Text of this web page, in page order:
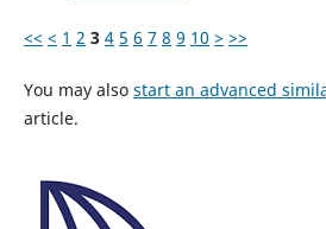
<< < 1 2 3 4 5 6 7 8 9 10 > >>
You may also start an advanced
article.